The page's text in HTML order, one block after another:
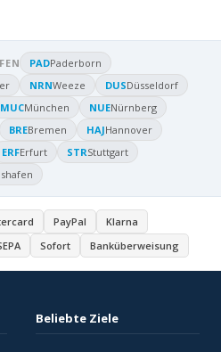
PADPaderborn
NRNWeeze DUSDüsseldorf
MUCMünchen NUENürnberg
BREBremen HAJHannover
ERFErfurt STRStuttgart
PayPal
Klarna
Sofort Banküberweisung
Beliebte Ziele